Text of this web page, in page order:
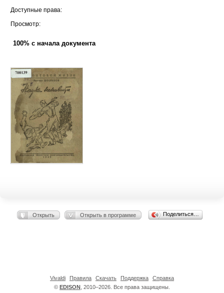
Доступные права:
Просмотр:
100% с начала документа
Открыть Открыть в программе Поделиться…
© EDISON , 2010–2026. Все права защищены.
Vivaldi Правила Скачать Поддержка Справка